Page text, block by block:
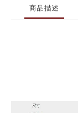
商品描述